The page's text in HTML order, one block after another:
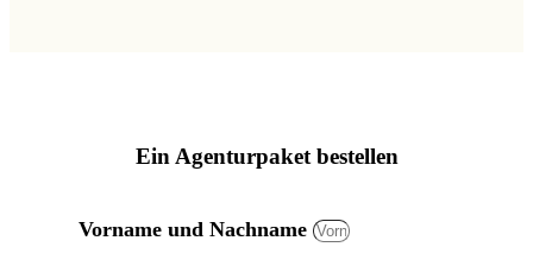
Ein Agenturpaket bestellen
Vorname und Nachname